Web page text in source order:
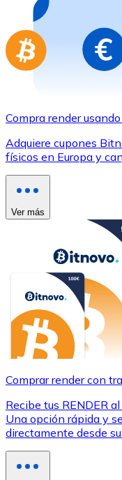
Ir a la tienda de
Compra render
Adquiere cupones
físicos en Europa y
Ver más
Comprar render con
Recibe tus RENDER
Una opción rápida y
directamente desde